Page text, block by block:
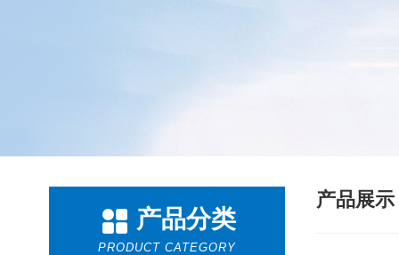
产品分类
PRODUCT CATEGORY
产品展示